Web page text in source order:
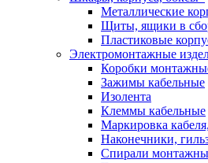
Металлические
Щиты, ящики в
Пластиковые
Электромонтажные
Коробки
Зажимы кабельные
Изолента
Клеммы кабельные
Маркировка
Наконечники,
Спирали